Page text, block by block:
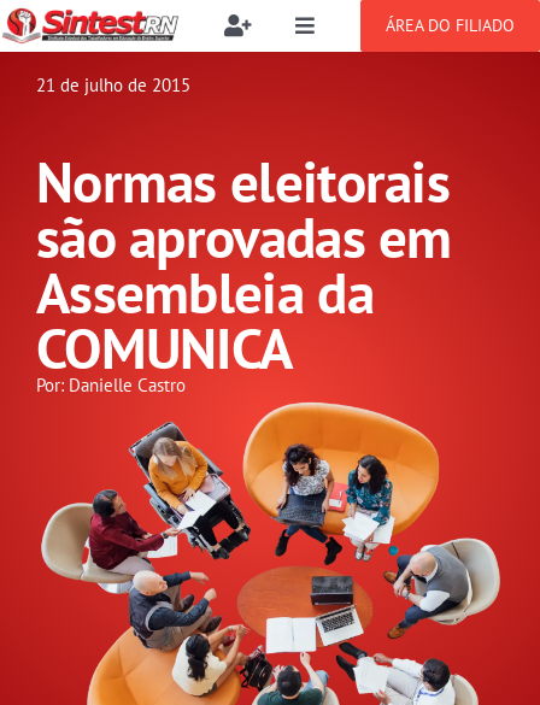
Ir
para
Toggle
Buscar
resultados
Filie-se
Benefícios
Setor jurídico
Toggle
SOBRE
NOTÍCIAS
PUBLICAÇÕES
CONGRESSOS
DOCUMENTOS
GALERIA
ÁREA DO FILIADO
21 de julho de 2015
Normas eleitorais
são aprovadas em
Assembleia da
COMUNICA
Por: Danielle Castro